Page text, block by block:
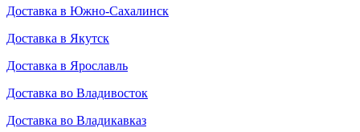
Доставка в Южно-Сахалинск
Доставка в Якутск
Доставка в Ярославль
Доставка во Владивосток
Доставка во Владикавказ